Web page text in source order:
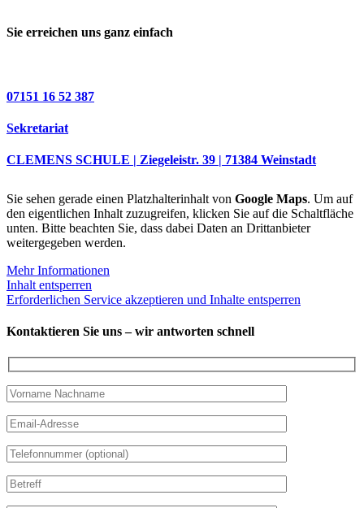
Sie erreichen uns ganz einfach
07151 16 52 387
Sekretariat
CLEMENS SCHULE | Ziegeleistr. 39 | 71384 Weinstadt
Sie sehen gerade einen Platzhalterinhalt von Google Maps. Um auf
den eigentlichen Inhalt zuzugreifen, klicken Sie auf die Schaltfläche
unten. Bitte beachten Sie, dass dabei Daten an Drittanbieter
weitergegeben werden.
Mehr Informationen
Inhalt entsperren
Erforderlichen Service akzeptieren und Inhalte entsperren
Kontaktieren Sie uns – wir antworten schnell